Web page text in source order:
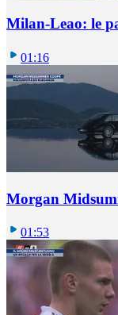
Milan-Leao: le
01:16
Morgan
01:53